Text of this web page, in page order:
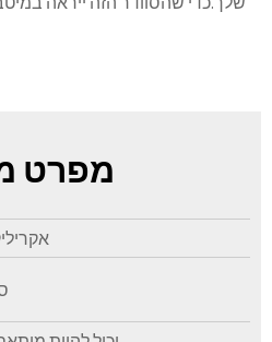
מפרט
100%